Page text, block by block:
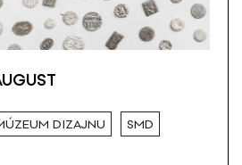
DIZAJNU SMD